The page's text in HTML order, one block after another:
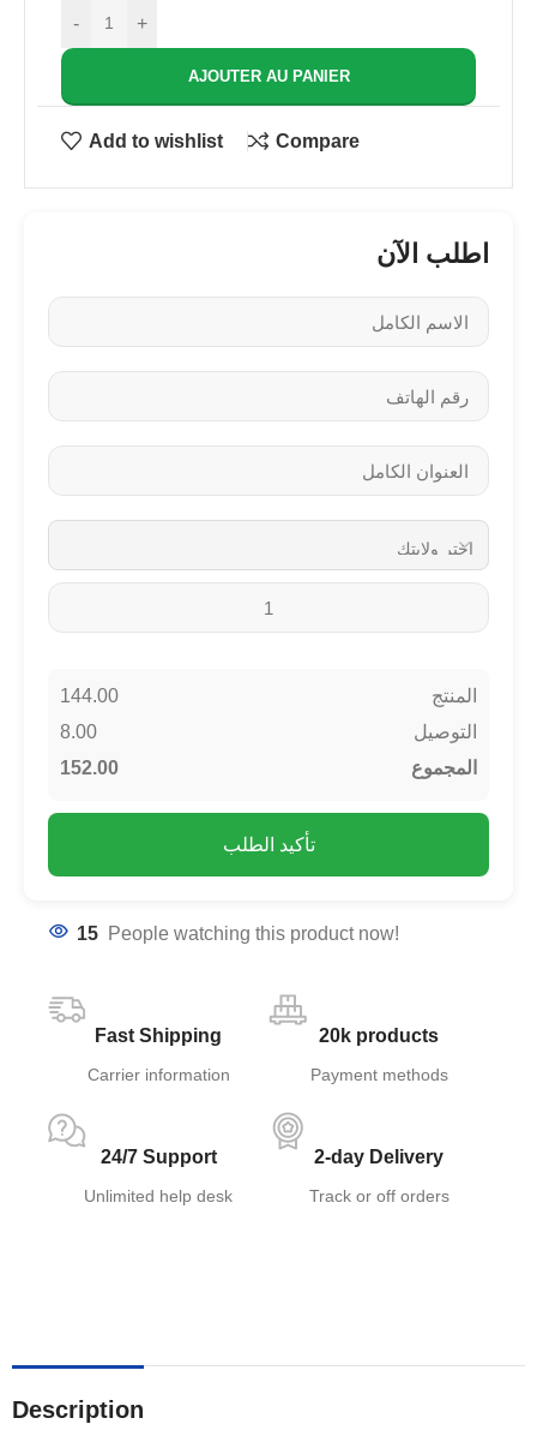
- +
AJOUTER AU PANIER
Add to wishlist Compare
اطلب الآن
المنتج
144.00
التوصيل
8.00
المجموع
152.00
تأكيد الطلب
15 People watching this product now!
Fast Shipping
Carrier information
20k products
Payment methods
24/7 Support
Unlimited help desk
2-day Delivery
Track or off orders
Description